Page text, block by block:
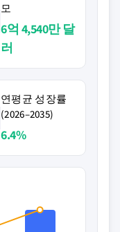
모
6억 4,540만 달
러
연평균 성장률
(2026–2035)
6.4%